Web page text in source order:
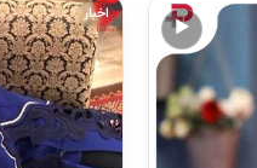
▶
اخبار